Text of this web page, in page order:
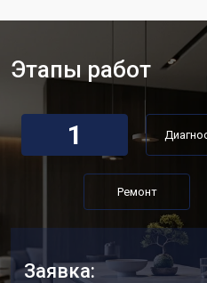
Замена нагревателя испарителя
Замена нагревателя оттайки
Замена реле холодильника
Gaggenau
Устранение утечки хладагента
Этапы работ
1
Ремонт
Заявка: